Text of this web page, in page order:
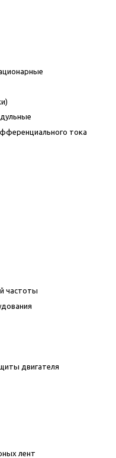
тока
частоты
двигателя
лент